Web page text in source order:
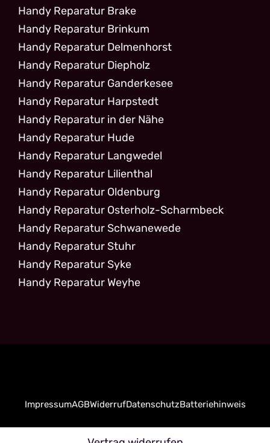
Handy Reparatur Brake
Handy Reparatur Brinkum
Handy Reparatur Delmenhorst
Handy Reparatur Diepholz
Handy Reparatur Ganderkesee
Handy Reparatur Harpstedt
Handy Reparatur in der Nähe
Handy Reparatur Hude
Handy Reparatur Langwedel
Handy Reparatur Lilienthal
Handy Reparatur Oldenburg
Handy Reparatur Osterholz-Scharmbeck
Handy Reparatur Schwanewede
Handy Reparatur Stuhr
Handy Reparatur Syke
Handy Reparatur Weyhe
ImpressumAGBWiderrufDatenschutzBatteriehinweis